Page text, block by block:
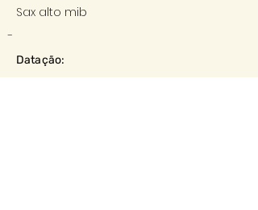
Sax alto mib
-
Datação: